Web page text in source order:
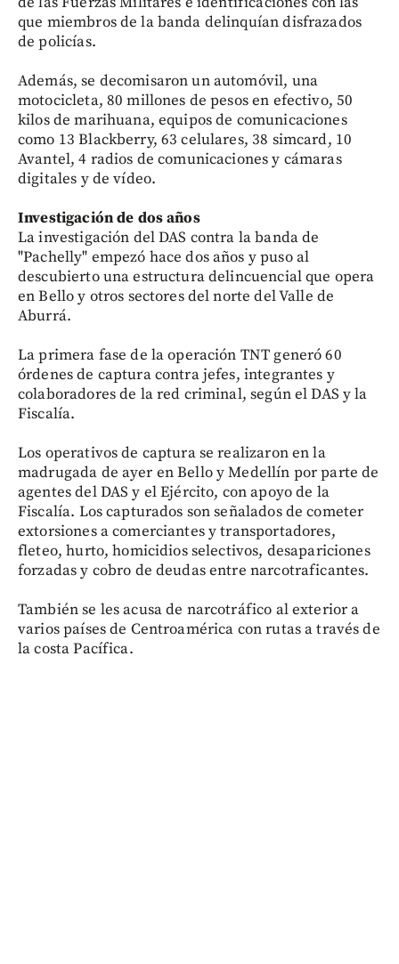
que miembros de la banda delinquían disfrazados
de policías.
Además, se decomisaron un automóvil, una
motocicleta, 80 millones de pesos en efectivo, 50
kilos de marihuana, equipos de comunicaciones
como 13 Blackberry, 63 celulares, 38 simcard, 10
Avantel, 4 radios de comunicaciones y cámaras
digitales y de vídeo.
Investigación de dos años
La investigación del DAS contra la banda de
"Pachelly" empezó hace dos años y puso al
descubierto una estructura delincuencial que opera
en Bello y otros sectores del norte del Valle de
Aburrá.
La primera fase de la operación TNT generó 60
órdenes de captura contra jefes, integrantes y
colaboradores de la red criminal, según el DAS y la
Fiscalía.
Los operativos de captura se realizaron en la
madrugada de ayer en Bello y Medellín por parte de
agentes del DAS y el Ejército, con apoyo de la
Fiscalía. Los capturados son señalados de cometer
extorsiones a comerciantes y transportadores,
fleteo, hurto, homicidios selectivos, desapariciones
forzadas y cobro de deudas entre narcotraficantes.
También se les acusa de narcotráfico al exterior a
varios países de Centroamérica con rutas a través de
la costa Pacífica.